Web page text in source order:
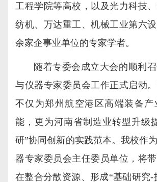
工程学院等高校，以及光力科技
纺机、万达重工、机械工业第六
余家企事业单位的专家学者。
随着专委会成立大会的顺利
与仪器专家委员会工作正式启动
不仅为郑州航空港区高端装备产
能，更为河南省制造业转型升级
研”协同创新的实践范本。我校作
器专家委员会主任委员单位，将
在整合分散资源、形成“基础研究-